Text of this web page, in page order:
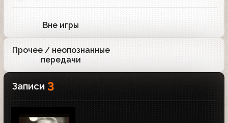
Вне игры
1
Прочее / неопознанные
передачи
Записи 3